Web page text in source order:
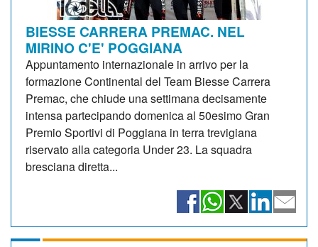
BIESSE CARRERA PREMAC. NEL
MIRINO C'E' POGGIANA
Appuntamento internazionale in arrivo per la
formazione Continental del Team Biesse Carrera
Premac, che chiude una settimana decisamente
intensa partecipando domenica al 50esimo Gran
Premio Sportivi di Poggiana in terra trevigiana
riservato alla categoria Under 23. La squadra
bresciana diretta...